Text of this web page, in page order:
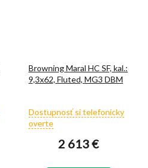
Browning Maral HC SF, kal.:
9,3x62, Fluted, MG3 DBM
Priemerné
hodnotenie
je
Dostupnosť si telefonicky
overte
2 613 €